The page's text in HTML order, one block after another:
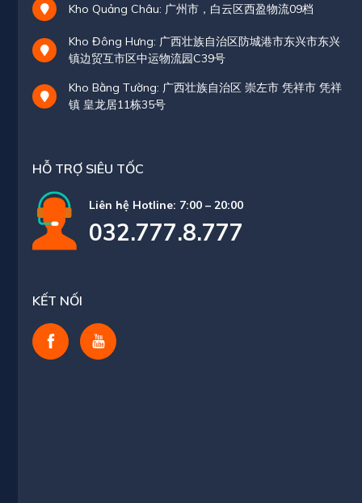
Kho Quảng Châu: 广州市，白云区西盈物流09档
Kho Đông Hưng: 广西壮族自治区防城港市东兴市东兴
镇边贸互市区中运物流园C39号
Kho Bằng Tường: 广西壮族自治区 崇左市 凭祥市 凭祥
镇 皇龙居11栋35号
HỖ TRỢ SIÊU TỐC
Liên hệ Hotline: 7:00 – 20:00
032.777.8.777
KẾT NỐI